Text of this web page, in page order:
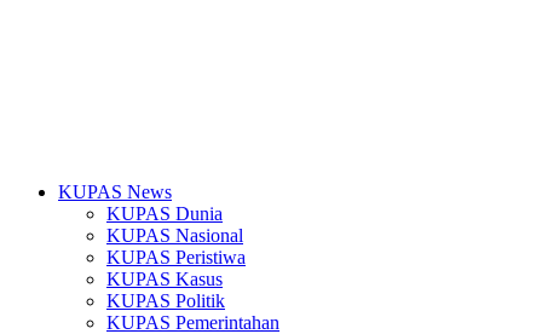
KUPAS News
KUPAS Dunia
KUPAS Nasional
KUPAS Peristiwa
KUPAS Kasus
KUPAS Politik
KUPAS Pemerintahan